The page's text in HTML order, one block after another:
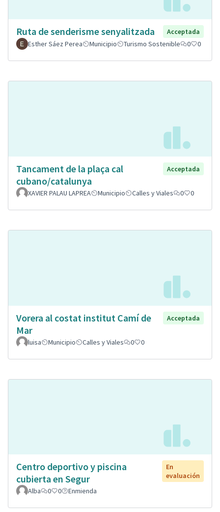
Ruta de senderisme senyalitzada
Acceptada
Esther Sáez Perea
Municipio Turismo Sostenible 0 0
Tancament de la plaça cal
cubano/catalunya
Acceptada
XAVIER PALAU LAPREA Municipio Calles y Viales 0 0
Vorera al costat institut Camí de
Mar
Acceptada
luisa Municipio Calles y Viales 0 0
Centro deportivo y piscina
cubierta en Segur
En
evaluación
Alba
0 0 Enmienda